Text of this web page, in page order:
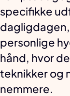
specifikke
personlige
hånd, hvor
teknikker og
nemmere.